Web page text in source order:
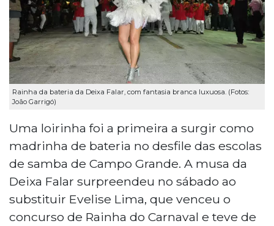
Rainha da bateria da Deixa Falar, com fantasia branca luxuosa. (Fotos:
João Garrigó)
Uma loirinha foi a primeira a surgir como
madrinha de bateria no desfile das escolas
de samba de Campo Grande. A musa da
Deixa Falar surpreendeu no sábado ao
substituir Evelise Lima, que venceu o
concurso de Rainha do Carnaval e teve de